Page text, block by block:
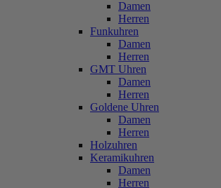
Damen
Herren
Funkuhren
Damen
Herren
GMT Uhren
Damen
Herren
Goldene Uhren
Damen
Herren
Holzuhren
Keramikuhren
Damen
Herren